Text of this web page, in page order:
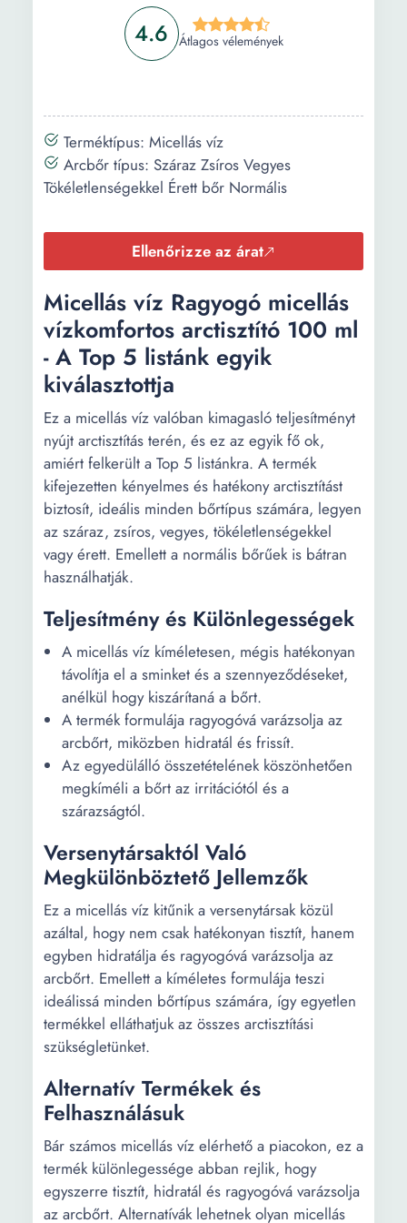
4.6 Átlagos vélemények
Terméktípus: Micellás víz
Arcbőr típus: Száraz Zsíros Vegyes
Tökéletlenségekkel Érett bőr Normális
Ellenőrizze az árat
Micellás víz Ragyogó micellás
vízkomfortos arctisztító 100 ml
- A Top 5 listánk egyik
kiválasztottja
Ez a micellás víz valóban kimagasló teljesítményt
nyújt arctisztítás terén, és ez az egyik fő ok,
amiért felkerült a Top 5 listánkra. A termék
kifejezetten kényelmes és hatékony arctisztítást
biztosít, ideális minden bőrtípus számára, legyen
az száraz, zsíros, vegyes, tökéletlenségekkel
vagy érett. Emellett a normális bőrűek is bátran
használhatják.
Teljesítmény és Különlegességek
A micellás víz kíméletesen, mégis hatékonyan
távolítja el a sminket és a szennyeződéseket,
anélkül hogy kiszárítaná a bőrt.
A termék formulája ragyogóvá varázsolja az
arcbőrt, miközben hidratál és frissít.
Az egyedülálló összetételének köszönhetően
megkíméli a bőrt az irritációtól és a
szárazságtól.
Versenytársaktól Való
Megkülönböztető Jellemzők
Ez a micellás víz kitűnik a versenytársak közül
azáltal, hogy nem csak hatékonyan tisztít, hanem
egyben hidratálja és ragyogóvá varázsolja az
arcbőrt. Emellett a kíméletes formulája teszi
ideálissá minden bőrtípus számára, így egyetlen
termékkel elláthatjuk az összes arctisztítási
szükségletünket.
Alternatív Termékek és
Felhasználásuk
Bár számos micellás víz elérhető a piacokon, ez a
termék különlegessége abban rejlik, hogy
egyszerre tisztít, hidratál és ragyogóvá varázsolja
az arcbőrt. Alternatívák lehetnek olyan micellás